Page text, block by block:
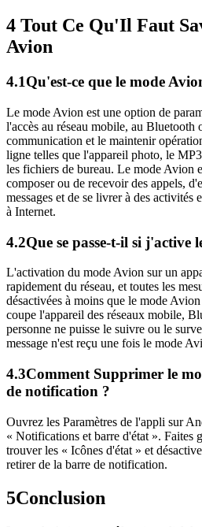
4 Tout Ce Qu'Il Faut
Avion
4.1Qu'est-ce que le mode
Le mode Avion est une option de
l'accès au réseau mobile, au
communication et le maintenir
ligne telles que l'appareil photo, le
les fichiers de bureau. Le mode Avion
composer ou de recevoir des appels,
messages et de se livrer à des activités
à Internet.
4.2Que se passe-t-il si j'active
L'activation du mode Avion sur un
rapidement du réseau, et toutes les
désactivées à moins que le mode
coupe l'appareil des réseaux mobile,
personne ne puisse le suivre ou le
message n'est reçu une fois le mode
4.3Comment Supprimer le
de notification ?
Ouvrez les Paramètres de l'appli sur
« Notifications et barre d'état ». Faites
trouver les « Icônes d'état » et
retirer de la barre de notification.
5Conclusion